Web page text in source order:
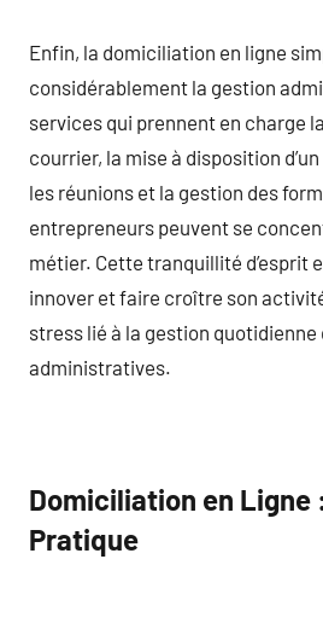
Enfin, la domiciliation en ligne
considérablement la gestion
services qui prennent en charge
courrier, la mise à disposition
les réunions et la gestion des
entrepreneurs peuvent se
métier. Cette tranquillité d’esprit
innover et faire croître son
stress lié à la gestion quotidienne
administratives.
Domiciliation en Ligne
Pratique